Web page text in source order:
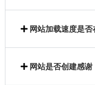
网站加载速度是否
网站是否创建感